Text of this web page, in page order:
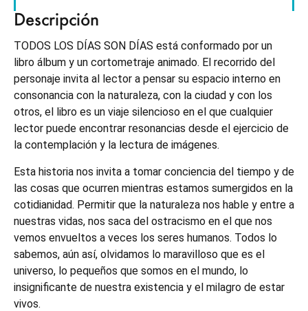
Descripción
TODOS LOS DÍAS SON DÍAS está conformado por un
libro álbum y un cortometraje animado. El recorrido del
personaje invita al lector a pensar su espacio interno en
consonancia con la naturaleza, con la ciudad y con los
otros, el libro es un viaje silencioso en el que cualquier
lector puede encontrar resonancias desde el ejercicio de
la contemplación y la lectura de imágenes.
Esta historia nos invita a tomar conciencia del tiempo y de
las cosas que ocurren mientras estamos sumergidos en la
cotidianidad. Permitir que la naturaleza nos hable y entre a
nuestras vidas, nos saca del ostracismo en el que nos
vemos envueltos a veces los seres humanos. Todos lo
sabemos, aún así, olvidamos lo maravilloso que es el
universo, lo pequeños que somos en el mundo, lo
insignificante de nuestra existencia y el milagro de estar
vivos.